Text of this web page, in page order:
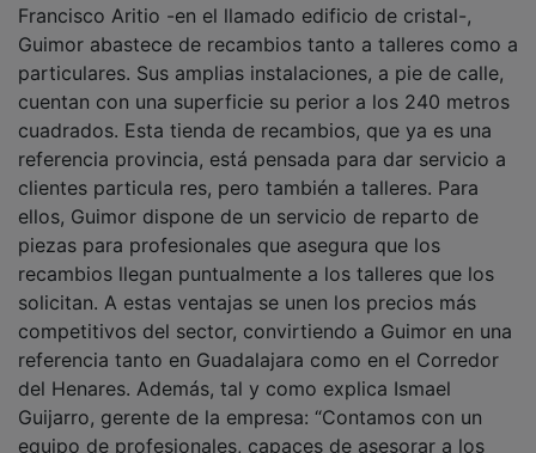
Francisco Aritio -en el llamado edificio de cristal-,
Guimor abastece de recambios tanto a talleres como a
particulares. Sus amplias instalaciones, a pie de calle,
cuentan con una superficie su perior a los 240 metros
cuadrados. Esta tienda de recambios, que ya es una
referencia provincia, está pensada para dar servicio a
clientes particula res, pero también a talleres. Para
ellos, Guimor dispone de un servicio de reparto de
piezas para profesionales que asegura que los
recambios llegan puntualmente a los talleres que los
solicitan. A estas ventajas se unen los precios más
competitivos del sector, convirtiendo a Guimor en una
referencia tanto en Guadalajara como en el Corredor
del Henares. Además, tal y como explica Ismael
Guijarro, gerente de la empresa: “Contamos con un
equipo de profesionales, capaces de asesorar a los